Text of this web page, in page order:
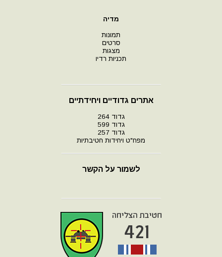
מדיה
תמונות
סרטים
מצגות
תכניות רדיו
אתרים גדודיים ויחידתיים
גדוד 264
גדוד 599
גדוד 257
מפח"ט ויחידות חטיבתיות
לשמור על הקשר